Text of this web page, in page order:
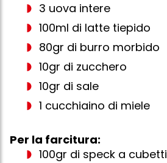
3 uova intere
100ml di latte tiepido
80gr di burro morbido
10gr di zucchero
10gr di sale
1 cucchiaino di miele
Per la farcitura:
100gr di speck a cubetti